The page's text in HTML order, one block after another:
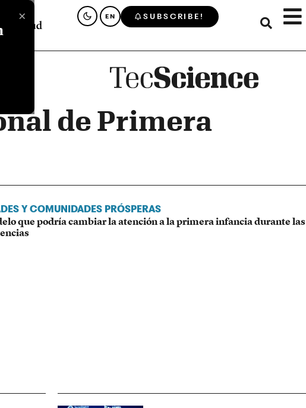
× EN SUBSCRIBE!
de Primera
Y COMUNIDADES PRÓSPERAS
que podría cambiar la atención a la primera infancia durante las